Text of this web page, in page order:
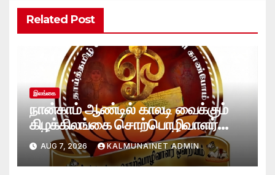
Related Post
இலங்கை
நான்காம் ஆண்டில் காலடி வைக்கும்
கிழக்கிலங்கை சொற்பொழிவாளர்
ஒன்றியத்துக்கு கல்முனை நெற்றின்
வாழ்த்துக்கள்!
AUG 7, 2026 KALMUNAINET ADMIN